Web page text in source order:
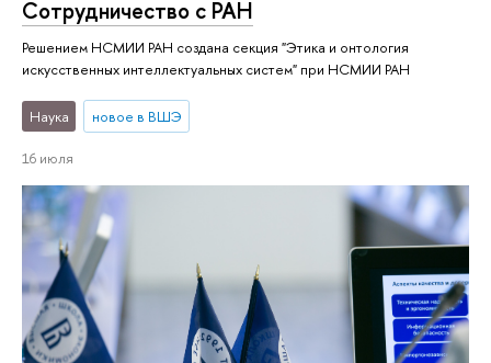
Со­труд­ни­че­ство с РАН
Решением НСМИИ РАН создана секция "Этика и онтология
искусственных интеллектуальных систем" при НСМИИ РАН
Наука новое в ВШЭ
16 июля